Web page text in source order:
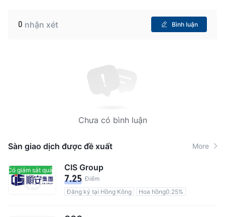
0 nhận xét Bình luận
Chưa có bình luận
Sàn giao dịch được đề xuất More
Có giám sát quản lý Có giám sát quản lý
CIS Group
7.25 Điểm
Đăng ký tại Hồng Kông
Hoa hồng0.25%